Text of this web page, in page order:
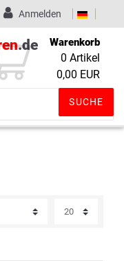
Wunschliste (0)
Anmelden
.de
SUCHE
Warenkorb
0 Artikel
0,00 EUR